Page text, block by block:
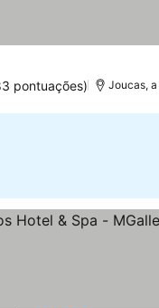
pontuações) Joucas,